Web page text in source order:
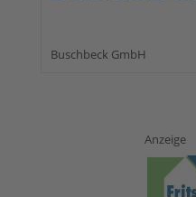
Buschbeck GmbH
Anzeige